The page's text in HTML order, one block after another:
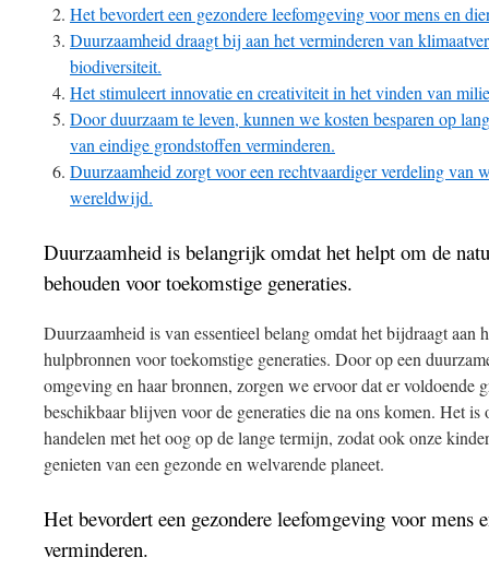
Het bevordert een gezondere leefomgeving voor mens en
Duurzaamheid draagt bij aan het verminderen van
biodiversiteit.
Het stimuleert innovatie en creativiteit in het vinden van
Door duurzaam te leven, kunnen we kosten besparen op
van eindige grondstoffen verminderen.
Duurzaamheid zorgt voor een rechtvaardiger verdeling van
wereldwijd.
Duurzaamheid is belangrijk omdat het helpt om de
behouden voor toekomstige generaties.
Duurzaamheid is van essentieel belang omdat het bijdraagt aan
hulpbronnen voor toekomstige generaties. Door op een
omgeving en haar bronnen, zorgen we ervoor dat er voldoende
beschikbaar blijven voor de generaties die na ons komen. Het
handelen met het oog op de lange termijn, zodat ook onze
genieten van een gezonde en welvarende planeet.
Het bevordert een gezondere leefomgeving voor mens
verminderen.